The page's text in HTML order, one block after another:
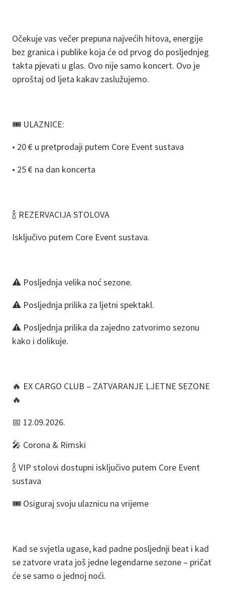
Očekuje vas večer prepuna najvećih hitova, energije
bez granica i publike koja će od prvog do posljednjeg
takta pjevati u glas. Ovo nije samo koncert. Ovo je
oproštaj od ljeta kakav zaslužujemo.
🎟️ ULAZNICE:
• 20 € u pretprodaji putem Core Event sustava
• 25 € na dan koncerta
🍾 REZERVACIJA STOLOVA
Isključivo putem Core Event sustava.
⚠️ Posljednja velika noć sezone.
⚠️ Posljednja prilika za ljetni spektakl.
⚠️ Posljednja prilika da zajedno zatvorimo sezonu
kako i dolikuje.
🔥 EX CARGO CLUB – ZATVARANJE LJETNE SEZONE
🔥
📅 12.09.2026.
🎤 Corona & Rimski
🍾 VIP stolovi dostupni isključivo putem Core Event
sustava
🎟️ Osiguraj svoju ulaznicu na vrijeme
Kad se svjetla ugase, kad padne posljednji beat i kad
se zatvore vrata još jedne legendarne sezone – pričat
će se samo o jednoj noći.